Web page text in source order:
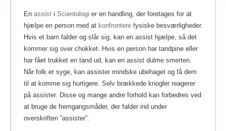
En assist i Scientologi er en handling, der foretages for at
hjælpe en person med at konfrontere fysiske besværligheder.
Hvis et barn falder og slår sig, kan en assist hjælpe, så det
kommer sig over chokket. Hvis en person har tandpine eller
har fået trukket en tand ud, kan en assist dulme smerten.
Når folk er syge, kan assister mindske ubehaget og få dem
til at komme sig hurtigere. Selv brækkede knogler reagerer
på assister. Disse og mange andre forhold kan forbedres ved
at bruge de fremgangsmåder, der falder ind under
overskriften ”assister”.